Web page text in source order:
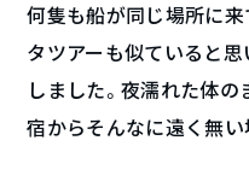
何隻も船が同じ場所に来
タツアーも似ていると
しました。夜濡れた体の
宿からそんなに遠く無い